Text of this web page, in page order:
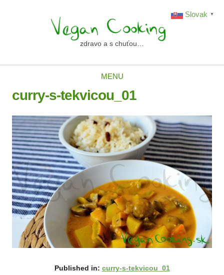
vegancooking.skzdravo a s chuťou…
MENU
curry-s-tekvicou_01
Published in: curry-s-tekvicou_01
Slovak ▼